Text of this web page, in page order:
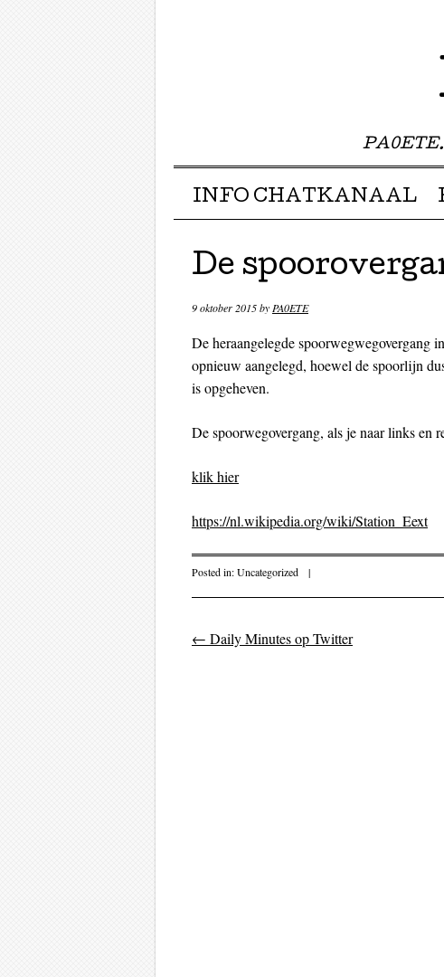
Menu ☰
Skip to content
INFO CHATKANAAL
De
9 oktober 2015by PA0ETE
De heraangelegde spoorwegwegovergang
opnieuw aangelegd, hoewel de spoorlijn
is opgeheven.
De spoorwegovergang, als je naar links
klik hier
https://nl.wikipedia.org/wiki/Station_Eext
Posted in:Uncategorized |
Post navigation
← Daily Minutes op Twitter